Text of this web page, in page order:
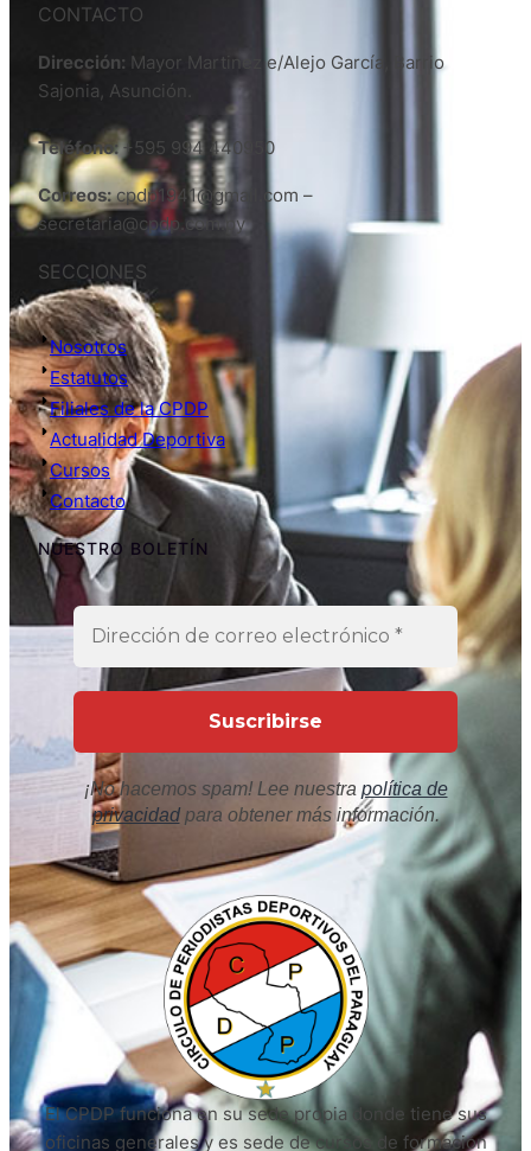
CONTACTO
Dirección: Mayor Martinez e/Alejo García, Barrio
Sajonia, Asunción.
Teléfono:+595 994 440950
Correos:cpdp1941@gmail.com –
secretaria@cpdp.com.py
SECCIONES
Nosotros
Estatutos
Filiales de la CPDP
Actualidad Deportiva
Cursos
Contacto
NUESTRO BOLETÍN
¡No hacemos spam! Lee nuestra política de
privacidadpara obtener más información.
El CPDP funciona en su sede propia donde tiene sus
oficinas generales y es sede de cursos de formación